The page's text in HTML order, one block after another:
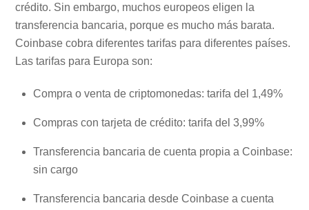
crédito. Sin embargo, muchos europeos eligen la
transferencia bancaria, porque es mucho más barata.
Coinbase cobra diferentes tarifas para diferentes países.
Las tarifas para Europa son:
Compra o venta de criptomonedas: tarifa del 1,49%
Compras con tarjeta de crédito: tarifa del 3,99%
Transferencia bancaria de cuenta propia a Coinbase:
sin cargo
Transferencia bancaria desde Coinbase a cuenta